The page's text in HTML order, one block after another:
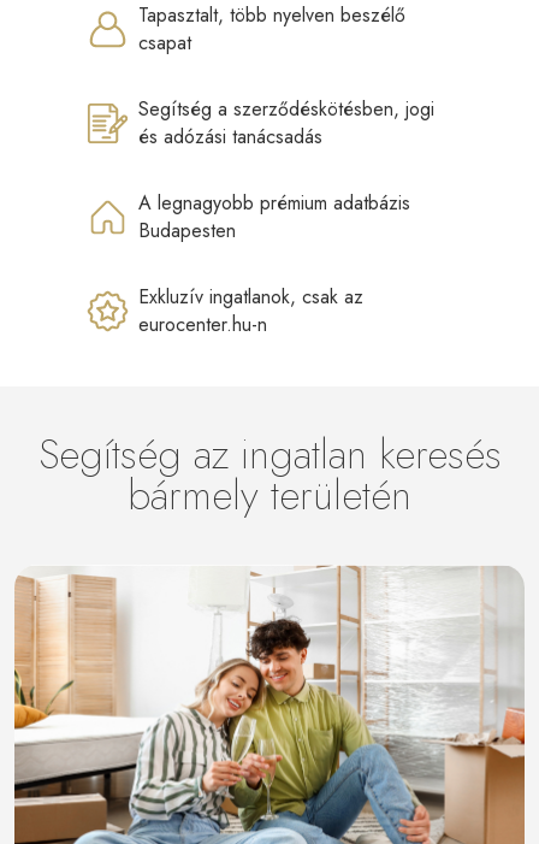
Tapasztalt, több nyelven beszélő
csapat
Segítség a szerződéskötésben, jogi
és adózási tanácsadás
A legnagyobb prémium adatbázis
Budapesten
Exkluzív ingatlanok, csak az
eurocenter.hu-n
Segítség az ingatlan keresés
bármely területén